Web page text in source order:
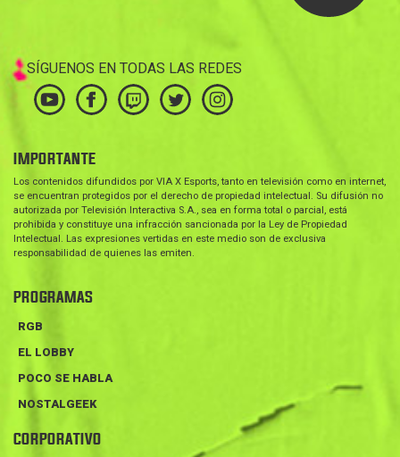
SÍGUENOS EN TODAS LAS REDES
IMPORTANTE
Los contenidos difundidos por VIA X Esports, tanto en televisión como en internet,
se encuentran protegidos por el derecho de propiedad intelectual. Su difusión no
autorizada por Televisión Interactiva S.A., sea en forma total o parcial, está
prohibida y constituye una infracción sancionada por la Ley de Propiedad
Intelectual. Las expresiones vertidas en este medio son de exclusiva
responsabilidad de quienes las emiten.
PROGRAMAS
RGB
EL LOBBY
POCO SE HABLA
NOSTALGEEK
CORPORATIVO